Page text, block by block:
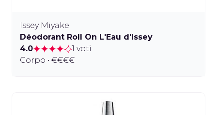
Issey Miyake
Déodorant Roll On L'Eau d'Issey
4.0
1 voti
Corpo • €€€€